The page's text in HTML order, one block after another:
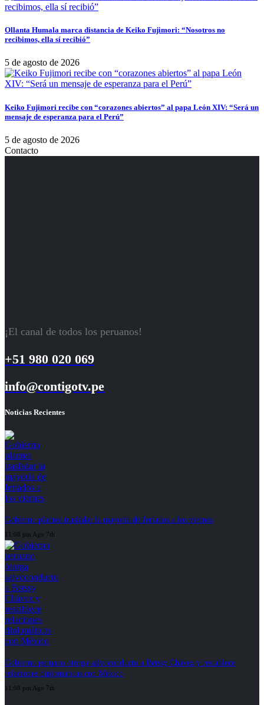
Ollanta Humala marca distancia de Keiko Fujimori: “Nosotros no
recibimos, ella sí recibió”
5 de agosto de 2026
Keiko Fujimori recibe con “corazones abiertos” al papa León XIV: “Será un
mensaje de esperanza para el Perú”
5 de agosto de 2026
Contacto
¡El canal de todos los peruanos!
+51 980 020 069
info@contigotv.pe
Noticias Recientes
Gobierno plantea trasladar la mayoría de feriados a los viernes
11:08 pm Ago 7th
Gobierno peruano otorga salvoconducto a Betssy Chávez y restablece
relaciones diplomáticas con México
11:08 pm Ago 7th